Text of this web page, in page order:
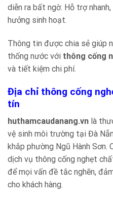
diễn ra bất ngờ. Hỗ trợ
hưởng sinh hoạt.
Thông tin được chia sẻ giúp
thống nước với thông cống
và tiết kiệm chi phí.
Địa chỉ thông cống
tín
huthamcaudanang.vn là
vệ sinh môi trường tại Đà
khắp phường Ngũ Hành Sơn.
dịch vụ thông cống nghẹt
để mọi vấn đề tắc nghẽn,
cho khách hàng.